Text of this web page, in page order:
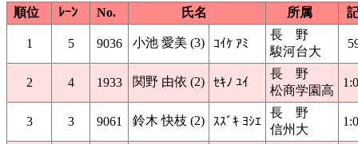
順位 ﾚｰﾝ No. 氏名 所属
1 5 9036 小池 愛美 (3) ｺｲｹ ｱﾐ
長 野
駿河台大
2 4 1933 関野 由依 (2) ｾｷﾉ ﾕｲ
長 野
松商学園高
3 3 9061 鈴木 快枝 (2) ｽｽﾞｷ ﾖｼｴ
長 野
信州大